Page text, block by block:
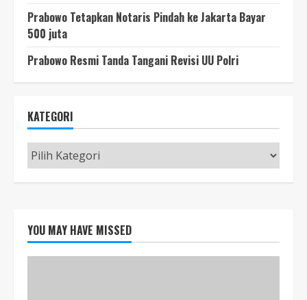
Prabowo Tetapkan Notaris Pindah ke Jakarta Bayar
500 juta
Prabowo Resmi Tanda Tangani Revisi UU Polri
KATEGORI
Kategori
YOU MAY HAVE MISSED